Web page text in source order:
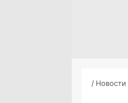
/ Новости